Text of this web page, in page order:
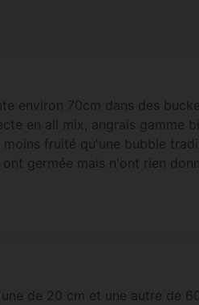
environ 70cm dans des
en all mix, angrais gamme
fruité qu'une bubble
germée mais n'ont rien
de 20 cm et une autre de